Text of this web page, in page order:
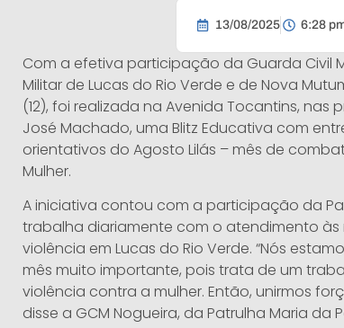
13/08/2025 6:28
Com a efetiva participação da Guarda Civil
Militar de Lucas do Rio Verde e de Nova
(12), foi realizada na Avenida Tocantins, nas
José Machado, uma Blitz Educativa com
orientativos do Agosto Lilás – mês de
Mulher.
A iniciativa contou com a participação da
trabalha diariamente com o atendimento às
violência em Lucas do Rio Verde. “Nós
mês muito importante, pois trata de um
violência contra a mulher. Então, unirmos
disse a GCM Nogueira, da Patrulha Maria da